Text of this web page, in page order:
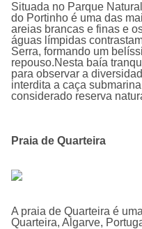
Situada no Parque
do Portinho é uma das
areias brancas e finas e
águas límpidas
Serra, formando um
repouso.Nesta baía
para observar a
interdita a caça
considerado reserva
Praia de Quarteira
A praia de Quarteira é
Quarteira, Algarve,